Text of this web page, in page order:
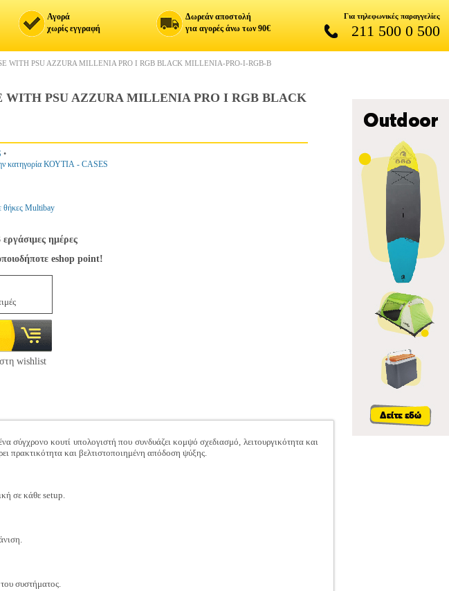
Αγορά
χωρίς εγγραφή
Δωρεάν αποστολή
για αγορές άνω των 90€
Για τηλεφωνικές παραγγελίες
211 500 0 500
WITH PSU AZZURA MILLENIA PRO I RGB BLACK MILLENIA-PRO-I-RGB-B
WITH PSU AZZURA MILLENIA PRO I RGB BLACK
•
κατηγορία ΚΟΥΤΙΑ - CASES
θήκες Multibay
ημέρες
eshop point!
wishlist
κουτί υπολογιστή που συνδυάζει κομψό σχεδιασμό, λειτουργικότητα και
πρακτικότητα και βελτιστοποιημένη απόδοση ψύξης.
σε κάθε setup.
συστήματος.